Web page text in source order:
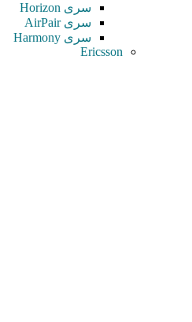
سری Horizon
سری AirPair
سری Harmony
Ericsson